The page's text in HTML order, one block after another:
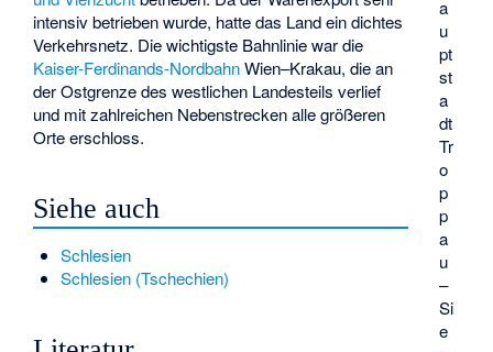
a
u
pt
st
a
dt
Tr
o
p
p
a
u
–
Si
e
intensiv betrieben wurde, hatte das Land ein dichtes
Verkehrsnetz. Die wichtigste Bahnlinie war die
Kaiser-Ferdinands-NordbahnWien–Krakau, die an
der Ostgrenze des westlichen Landesteils verlief
und mit zahlreichen Nebenstrecken alle größeren
Orte erschloss.
Siehe auch
Schlesien
Schlesien (Tschechien)